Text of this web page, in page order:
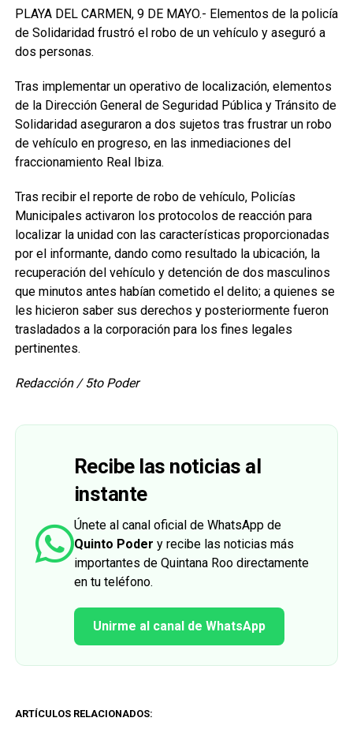
PLAYA DEL CARMEN, 9 DE MAYO.- Elementos de la policía
de Solidaridad frustró el robo de un vehículo y aseguró a
dos personas.
Tras implementar un operativo de localización, elementos
de la Dirección General de Seguridad Pública y Tránsito de
Solidaridad aseguraron a dos sujetos tras frustrar un robo
de vehículo en progreso, en las inmediaciones del
fraccionamiento Real Ibiza.
Tras recibir el reporte de robo de vehículo, Policías
Municipales activaron los protocolos de reacción para
localizar la unidad con las características proporcionadas
por el informante, dando como resultado la ubicación, la
recuperación del vehículo y detención de dos masculinos
que minutos antes habían cometido el delito; a quienes se
les hicieron saber sus derechos y posteriormente fueron
trasladados a la corporación para los fines legales
pertinentes.
Redacción / 5to Poder
Recibe las noticias al
instante
Únete al canal oficial de WhatsApp de
Quinto Poder y recibe las noticias más
importantes de Quintana Roo directamente
en tu teléfono.
Unirme al canal de WhatsApp
ARTÍCULOS RELACIONADOS: